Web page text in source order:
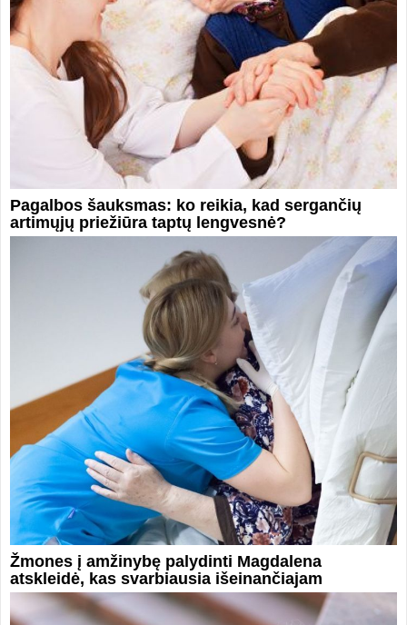
Pagalbos šauksmas: ko reikia, kad sergančių
artimųjų priežiūra taptų lengvesnė?
Žmones į amžinybę palydinti Magdalena
atskleidė, kas svarbiausia išeinančiajam